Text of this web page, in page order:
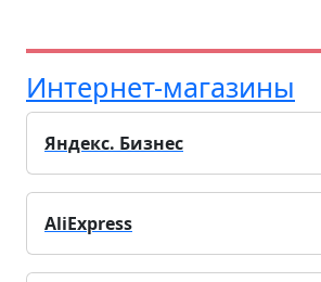
Интернет-магазины
Яндекс. Бизнес
AliExpress